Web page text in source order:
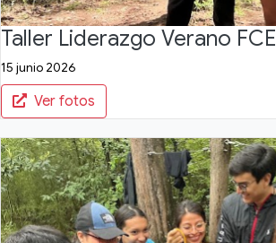
Taller Liderazgo Verano FCE
15 junio 2026
Ver fotos